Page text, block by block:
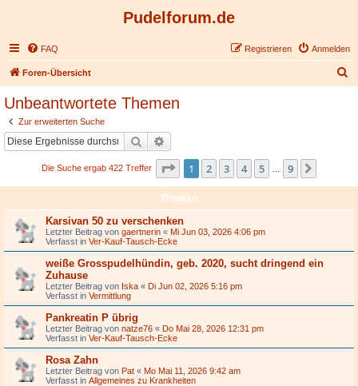
Pudelforum.de
FAQ Anmelden
Registrieren
Foren-Übersicht
Unbeantwortete Themen
Zur erweiterten Suche
Suche
Die Suche ergab 422 Treffer Seite 1von
1 2 3 4 5 9
Themen
Karsivan 50 zu verschenken
Letzter Beitrag von gaertnerin « Mi Jun 03, 2026 4:06 pm
Verfasst in Ver-Kauf-Tausch-Ecke
weiße Grosspudelhündin, geb. 2020, sucht dringend ein
Zuhause
Letzter Beitrag von Iska « Di Jun 02, 2026 5:16 pm
Verfasst in Vermittlung
Pankreatin P übrig
Letzter Beitrag von natze76 « Do Mai 28, 2026 12:31 pm
Verfasst in Ver-Kauf-Tausch-Ecke
Rosa Zahn
Letzter Beitrag von Pat « Mo Mai 11, 2026 9:42 am
Verfasst in Allgemeines zu Krankheiten